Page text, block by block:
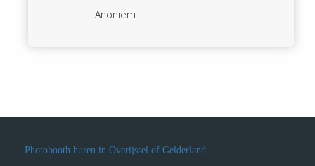
Anoniem
Photobooth huren in Overijssel of Gelderland